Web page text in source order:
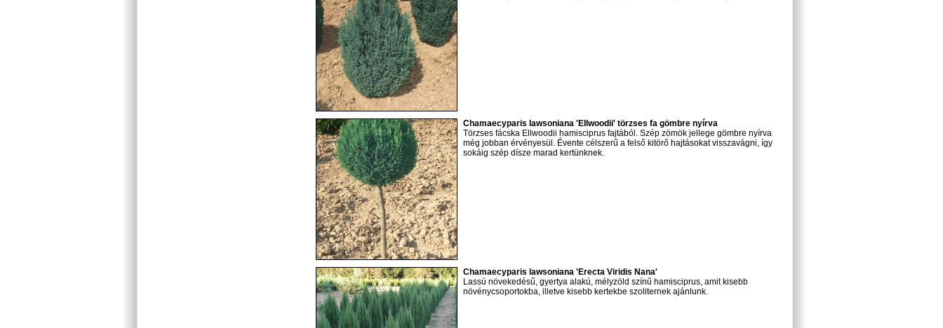
Chamaecyparis lawsoniana 'Ellwoodii' törzses fa gömbre nyírva
Törzses fácska Ellwoodii hamisciprus fajtából. Szép zömök jellege gömbre nyírva
még jobban érvényesül. Évente célszerű a felső kitörő hajtásokat visszavágni, így
sokáig szép dísze marad kertünknek.
Chamaecyparis lawsoniana 'Erecta Viridis Nana'
Lassú növekedésű, gyertya alakú, mélyzöld színű hamisciprus, amit kisebb
növénycsoportokba, illetve kisebb kertekbe szoliternek ajánlunk.